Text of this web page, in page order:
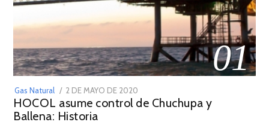
01
Gas Natural
POSTED
ON
2 DE MAYO DE 2020
DE
HOCOL asume control de Chuchupa y
Ballena: Historia